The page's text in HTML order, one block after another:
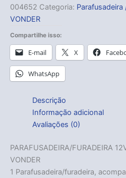
004652 Categoria: Parafusadeira
VONDER
Compartilhe isso:
E-mail X
WhatsApp
Descrição
Informação adicional
Avaliações (0)
PARAFUSADEIRA/FURADEIRA
VONDER
1 Parafusadeira/furadeira,